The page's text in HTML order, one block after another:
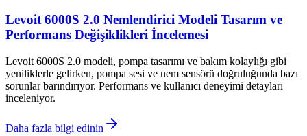
Levoit 6000S 2.0 Nemlendirici Modeli Tasarım ve
Performans Değişiklikleri İncelemesi
Levoit 6000S 2.0 modeli, pompa tasarımı ve bakım kolaylığı gibi
yeniliklerle gelirken, pompa sesi ve nem sensörü doğruluğunda bazı
sorunlar barındırıyor. Performans ve kullanıcı deneyimi detayları
inceleniyor.
Daha fazla bilgi edinin